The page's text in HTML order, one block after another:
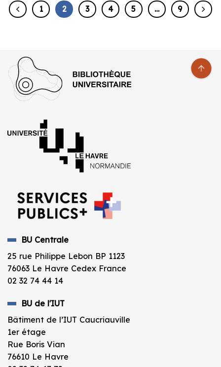
1 2 3 4 5 … 9
BU Centrale
25 rue Philippe Lebon BP 1123
76063 Le Havre Cedex France
02 32 74 44 14
BU de l'IUT
Bâtiment de l’IUT Caucriauville
1er étage
Rue Boris Vian
76610 Le Havre